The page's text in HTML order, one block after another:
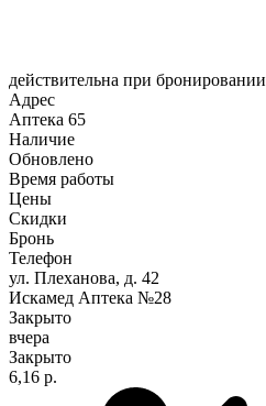
действительна при бронировании
Адрес
Аптека 65
Наличие
Обновлено
Время работы
Цены
Скидки
Бронь
Телефон
ул. Плеханова, д. 42
Искамед Аптека №28
Закрыто
вчера
Закрыто
6,16 р.